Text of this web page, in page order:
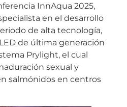
InnAqua 2025,
en el desarrollo
de alta tecnología,
de última generación
Prylight, el cual
sexual y
salmónidos en centros